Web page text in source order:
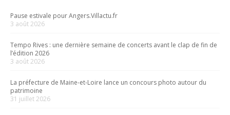
Pause estivale pour Angers.Villactu.fr
3 août 2026
Tempo Rives : une dernière semaine de concerts avant le clap de fin de
l’édition 2026
3 août 2026
La préfecture de Maine-et-Loire lance un concours photo autour du
patrimoine
31 juillet 2026